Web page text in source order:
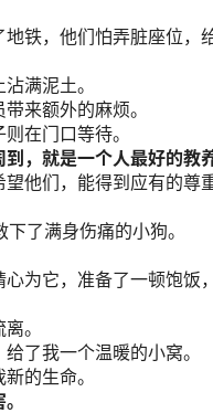
铁，他们怕弄脏座位，
满泥土。
来额外的麻烦。
在门口等待。
，就是一个人最好的教养
他们，能得到应有的尊重
了满身伤痛的小狗。
为它，准备了一顿饱饭
。
了我一个温暖的小窝。
的生命。